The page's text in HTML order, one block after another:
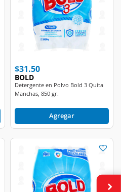
$31.50
BOLD
Detergente en Polvo Bold 3 Quita
Manchas, 850 gr.
Agregar